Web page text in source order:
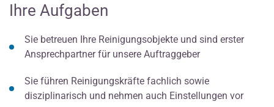
Ihre Aufgaben
Sie betreuen Ihre Reinigungsobjekte und sind erster
Ansprechpartner für unsere Auftraggeber
Sie führen Reinigungskräfte fachlich sowie
disziplinarisch und nehmen auch Einstellungen vor